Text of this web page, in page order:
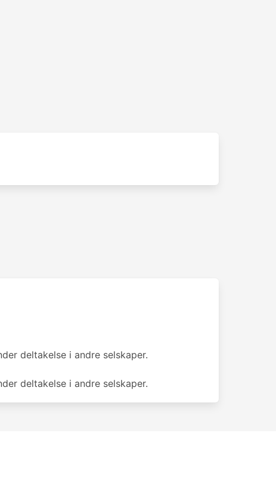
deltakelse i andre selskaper.
deltakelse i andre selskaper.